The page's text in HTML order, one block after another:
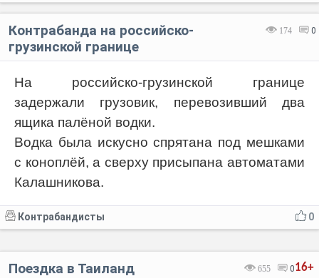
174 0
Контрабанда на российско-
грузинской границе
На российско-грузинской границе
задержали грузовик, перевозивший два
ящика палёной водки.
Водка была искусно спрятана под мешками
с коноплёй, а сверху присыпана автоматами
Калашникова.
0
Контрабандисты
16+
655 0
Поездка в Таиланд